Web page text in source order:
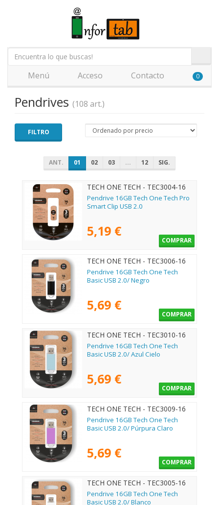
Menú Acceso Contacto 0
Pendrives (108 art.)
FILTRO
ANT. 01 02 03 ... 12 SIG.
TECH ONE TECH - TEC3004-16
Pendrive 16GB Tech One Tech Pro
Smart Clip USB 2.0
5,19 €
COMPRAR
TECH ONE TECH - TEC3006-16
Pendrive 16GB Tech One Tech
Basic USB 2.0/ Negro
5,69 €
COMPRAR
TECH ONE TECH - TEC3010-16
Pendrive 16GB Tech One Tech
Basic USB 2.0/ Azul Cielo
5,69 €
COMPRAR
TECH ONE TECH - TEC3009-16
Pendrive 16GB Tech One Tech
Basic USB 2.0/ Púrpura Claro
5,69 €
COMPRAR
TECH ONE TECH - TEC3005-16
Pendrive 16GB Tech One Tech
Basic USB 2.0/ Blanco